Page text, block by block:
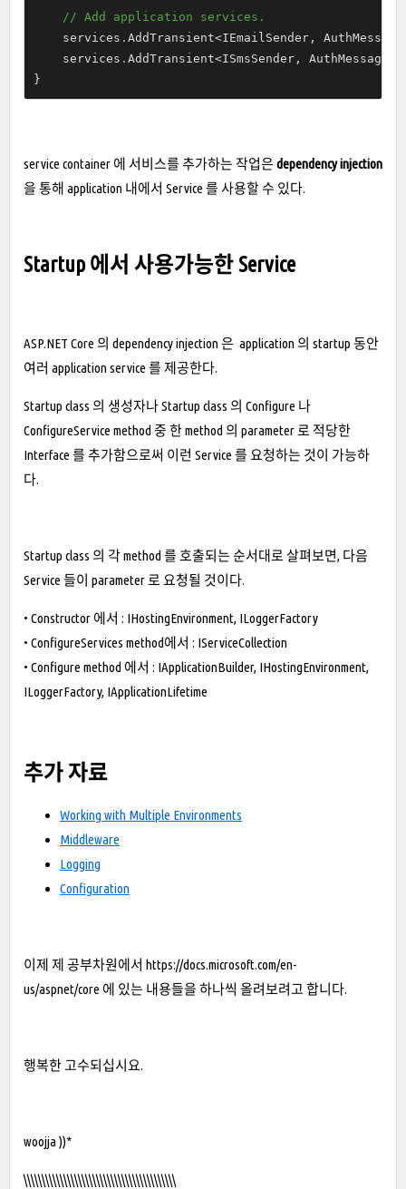
// Add application services.
services . AddTransient<IEmailSender,
services . AddTransient<ISmsSender,
}
service container 에 서비스를 추가하는 작업은 dependency injection
을 통해 application 내에서 Service 를 사용할 수 있다.
Startup 에서 사용가능한 Service
ASP.NET Core 의 dependency injection 은 application 의 startup 동안
여러 application service 를 제공한다.
Startup class 의 생성자나 Startup class 의 Configure 나
ConfigureService method 중 한 method 의 parameter 로 적당한
Interface 를 추가함으로써 이런 Service 를 요청하는 것이 가능하
다.
Startup class 의 각 method 를 호출되는 순서대로 살펴보면, 다음
Service 들이 parameter 로 요청될 것이다.
• Constructor 에서 : IHostingEnvironment, ILoggerFactory
• ConfigureServices method에서 : IServiceCollection
• Configure method 에서 : IApplicationBuilder, IHostingEnvironment,
ILoggerFactory, IApplicationLifetime
추가 자료
Working with Multiple Environments
Middleware
Logging
Configuration
이제 제 공부차원에서 https://docs.microsoft.com/en-
us/aspnet/core 에 있는 내용들을 하나씩 올려보려고 합니다.
행복한 고수되십시요.
woojja ))*
\\\\\\\\\\\\\\\\\\\\\\\\\\\\\\\\\\\\\\\\\\